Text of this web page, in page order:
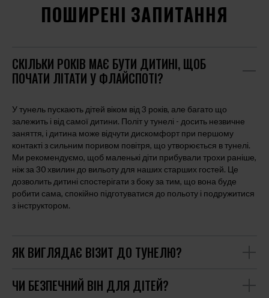
ПОШИРЕНІ ЗАПИТАННЯ
СКІЛЬКИ РОКІВ МАЄ БУТИ ДИТИНІ, ЩОБ
ПОЧАТИ ЛІТАТИ У ФЛАЙСПОТІ?
У тунель пускають дітей віком від 3 років, але багато що
залежить і від самої дитини. Політ у тунелі - досить незвичне
заняття, і дитина може відчути дискомфорт при першому
контакті з сильним поривом повітря, що утворюється в тунелі.
Ми рекомендуємо, щоб маленькі діти прибували трохи раніше,
ніж за 30 хвилин до вильоту для наших старших гостей. Це
дозволить дитині спостерігати з боку за тим, що вона буде
робити сама, спокійно підготуватися до польоту і подружитися
з інструктором.
ЯК ВИГЛЯДАЄ ВІЗИТ ДО ТУНЕЛЮ?
ЧИ БЕЗПЕЧНИЙ ВІН ДЛЯ ДІТЕЙ?